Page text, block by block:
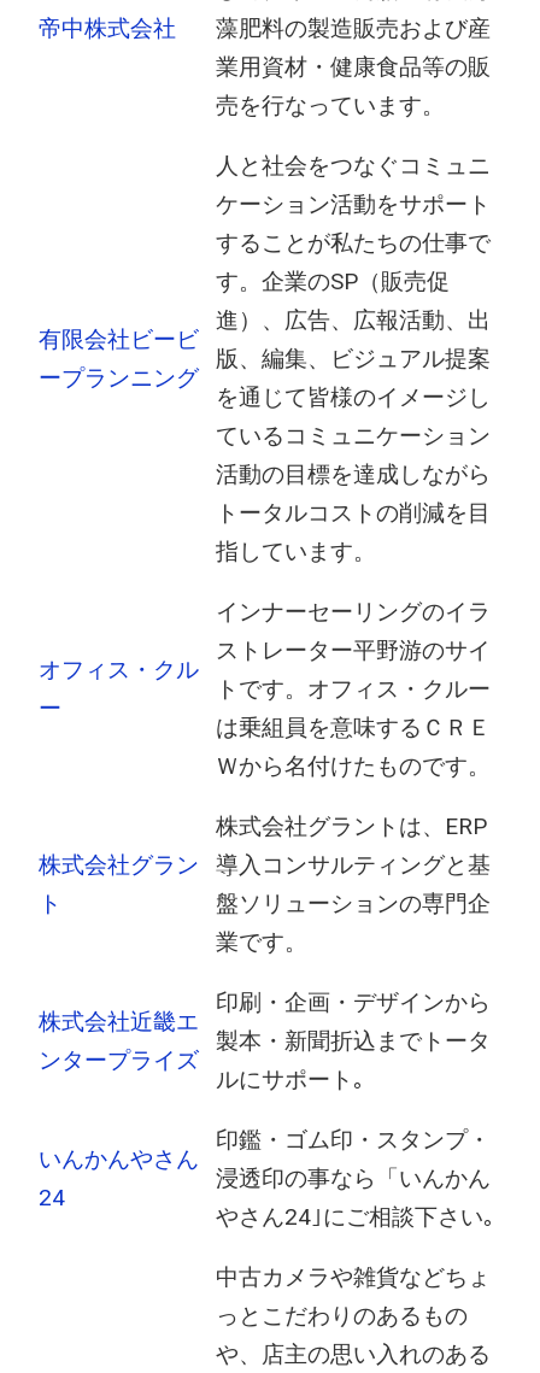
帝中株式会社
藻肥料の製造販売および産
業用資材・健康食品等の販
売を行なっています。
有限会社ビービ
ープランニング
人と社会をつなぐコミュニ
ケーション活動をサポート
することが私たちの仕事で
す。企業のSP（販売促
進）、広告、広報活動、出
版、編集、ビジュアル提案
を通じて皆様のイメージし
ているコミュニケーション
活動の目標を達成しながら
トータルコストの削減を目
指しています。
オフィス・クル
ー
インナーセーリングのイラ
ストレーター平野游のサイ
トです。オフィス・クルー
は乗組員を意味するＣＲＥ
Ｗから名付けたものです。
株式会社グラン
ト
株式会社グラントは、ERP
導入コンサルティングと基
盤ソリューションの専門企
業です。
株式会社近畿エ
ンタープライズ
印刷・企画・デザインから
製本・新聞折込までトータ
ルにサポート｡
いんかんやさん
24
印鑑・ゴム印・スタンプ・
浸透印の事なら「いんかん
やさん24｣にご相談下さい｡
中古カメラや雑貨などちょ
っとこだわりのあるもの
や、店主の思い入れのある